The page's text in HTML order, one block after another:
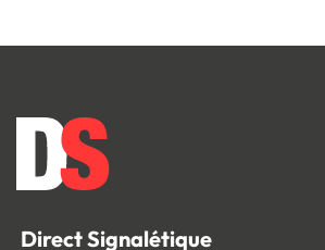
Direct Signalétique